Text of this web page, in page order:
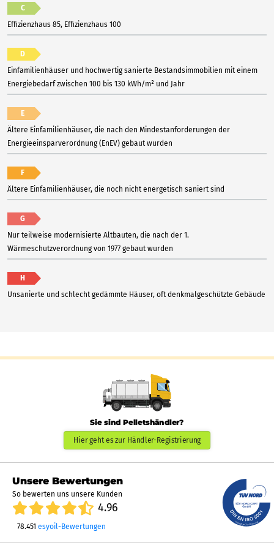
C
Effizienzhaus 85, Effizienzhaus 100
D
Einfamilienhäuser und hochwertig sanierte Bestandsimmobilien mit einem
Energiebedarf zwischen 100 bis 130 kWh/m² und Jahr
E
Ältere Einfamilienhäuser, die nach den Mindestanforderungen der
Energieeinsparverordnung (EnEV) gebaut wurden
F
Ältere Einfamilienhäuser, die noch nicht energetisch saniert sind
G
Nur teilweise modernisierte Altbauten, die nach der 1.
Wärmeschutzverordnung von 1977 gebaut wurden
H
Unsanierte und schlecht gedämmte Häuser, oft denkmalgeschützte Gebäude
Sie sind Pelletshändler?
Hier geht es zur Händler-Registrierung
Unsere Bewertungen
So bewerten uns unsere Kunden
4.96
78.451 esyoil-Bewertungen